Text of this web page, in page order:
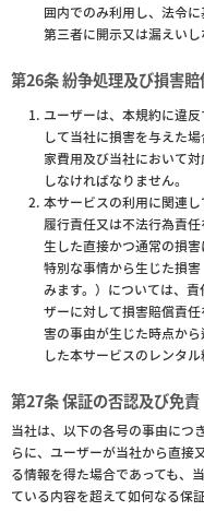
囲内でのみ利用し、法令
第三者に開示又は漏えいし
第26条 紛争処理及び損害賠
ユーザーは、本規約に違
して当社に損害を与えた
家費用及び当社において
しなければなりません。
本サービスの利用に関連
履行責任又は不法行為責
生した直接かつ通常の損害
特別な事情から生じた損
みます。）については、
ザーに対して損害賠償責
害の事由が生じた時点か
した本サービスのレンタル
第27条 保証の否認及び免責
当社は、以下の各号の事由につ
らに、ユーザーが当社から直接
る情報を得た場合であっても、
ている内容を超えて如何なる保